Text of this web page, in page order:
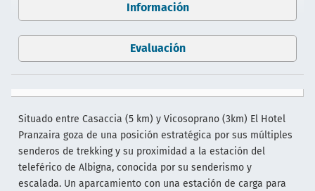
Información
Evaluación
Situado entre Casaccia (5 km) y Vicosoprano (3km) El Hotel
Pranzaira goza de una posición estratégica por sus múltiples
senderos de trekking y su proximidad a la estación del
teleférico de Albigna, conocida por su senderismo y
escalada. Un aparcamiento con una estación de carga para